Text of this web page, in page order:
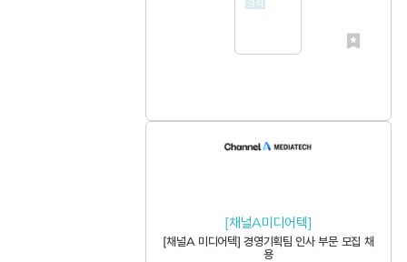
[채널A미디어텍]
[채널A 미디어텍] 경영기획팀 인사 부문 모집 채
용